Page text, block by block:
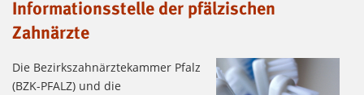
Informationsstelle der pfälzischen
Zahnärzte
Die Bezirkszahnärztekammer Pfalz
(BZK-PFALZ) und die